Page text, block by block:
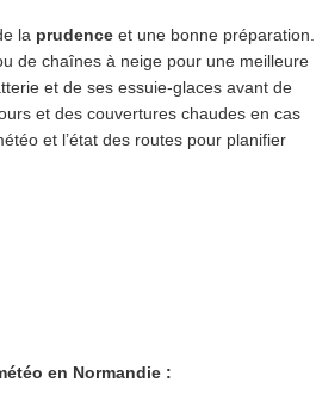
la prudence et une bonne préparation.
de chaînes à neige pour une meilleure
et de ses essuie-glaces avant de
et des couvertures chaudes en cas
et l’état des routes pour planifier
en Normandie :